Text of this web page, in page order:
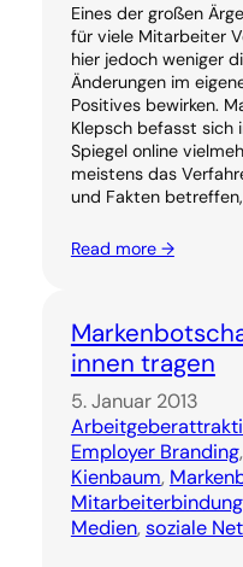
Eines der großen
für viele Mitarbeiter
hier jedoch weniger
Änderungen im
Positives bewirken.
Klepsch befasst sich
Spiegel online
meistens das
und Fakten
Read more →
innen tragen
5. Januar 2013
Employer Branding,
Kienbaum,
Mitarbeiterbindung
Medien, soziale